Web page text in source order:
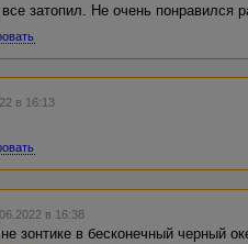
затопил. Не очень понравился
в 16:13
в 16:38
зонтике в бесконечный черный